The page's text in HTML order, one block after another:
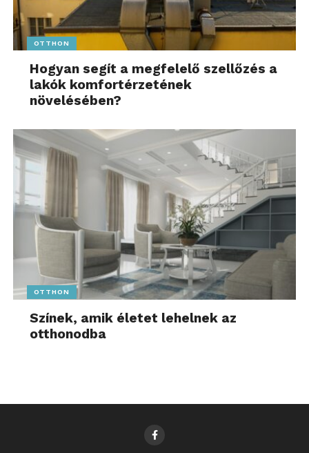
OTTHON
Hogyan segít a megfelelő szellőzés a
lakók komfortérzetének
növelésében?
OTTHON
Színek, amik életet lehelnek az
otthonodba